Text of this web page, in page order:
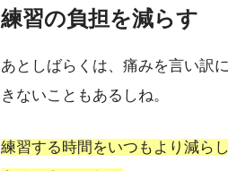
練習の負担を減らす
あとしばらくは、痛みを言い訳
きないこともあるしね。
練習する時間をいつもより減ら